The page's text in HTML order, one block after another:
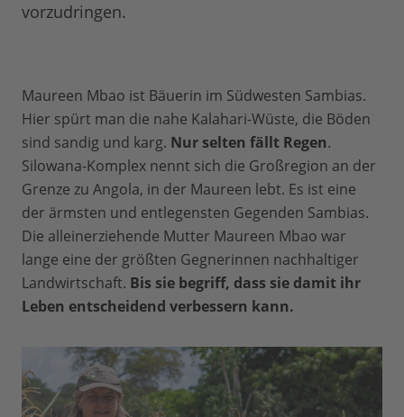
vorzudringen.
Maureen Mbao ist Bäuerin im Südwesten Sambias.
Hier spürt man die nahe Kalahari-Wüste, die Böden
sind sandig und karg. Nur selten fällt Regen.
Silowana-Komplex nennt sich die Großregion an der
Grenze zu Angola, in der Maureen lebt. Es ist eine
der ärmsten und entlegensten Gegenden Sambias.
Die alleinerziehende Mutter Maureen Mbao war
lange eine der größten Gegnerinnen nachhaltiger
Landwirtschaft. Bis sie begriff, dass sie damit ihr
Leben entscheidend verbessern kann.